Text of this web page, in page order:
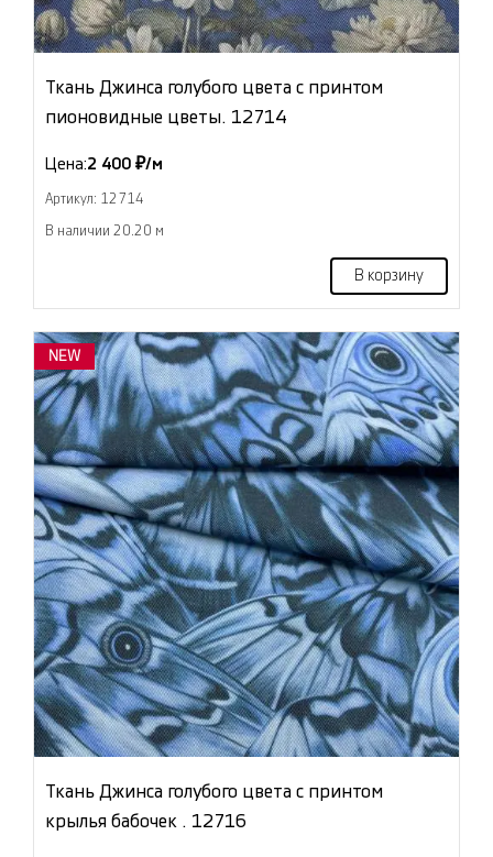
Ткань Джинса голубого цвета с принтом
пионовидные цветы. 12714
Цена:2 400 ₽/м
Артикул: 12714
В наличии 20.20 м
В корзину
NEW
Ткань Джинса голубого цвета с принтом
крылья бабочек . 12716